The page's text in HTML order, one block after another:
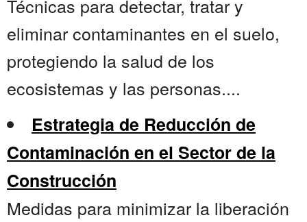
Técnicas para detectar, tratar y
eliminar contaminantes en el suelo,
protegiendo la salud de los
ecosistemas y las personas....
Estrategia de Reducción de
Contaminación en el Sector de la
Construcción
Medidas para minimizar la liberación